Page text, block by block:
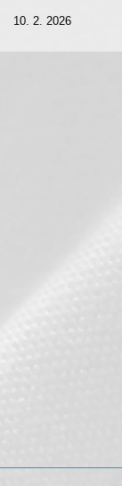
10. 2. 2026